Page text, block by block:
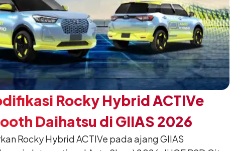
Rocky Hybrid ACTIVe
Daihatsu di GIIAS 2026
Rocky Hybrid ACTIVe pada ajang GIIAS